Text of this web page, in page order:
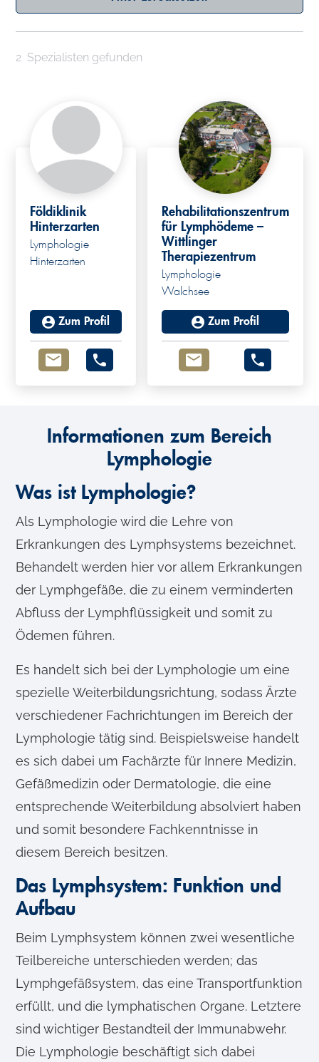
2 Spezialisten gefunden
Földiklinik
Hinterzarten
Lymphologie
Hinterzarten
Zum Profil
Rehabilitationszentrum
für Lymphödeme –
Wittlinger
Therapiezentrum
Lymphologie
Walchsee
Zum Profil
Informationen zum Bereich
Lymphologie
Was ist Lymphologie?
Als Lymphologie wird die Lehre von
Erkrankungen des Lymphsystems bezeichnet.
Behandelt werden hier vor allem Erkrankungen
der Lymphgefäße, die zu einem verminderten
Abfluss der Lymphflüssigkeit und somit zu
Ödemen führen.
Es handelt sich bei der Lymphologie um eine
spezielle Weiterbildungsrichtung, sodass Ärzte
verschiedener Fachrichtungen im Bereich der
Lymphologie tätig sind. Beispielsweise handelt
es sich dabei um Fachärzte für Innere Medizin,
Gefäßmedizin oder Dermatologie, die eine
entsprechende Weiterbildung absolviert haben
und somit besondere Fachkenntnisse in
diesem Bereich besitzen.
Das Lymphsystem: Funktion und
Aufbau
Beim Lymphsystem können zwei wesentliche
Teilbereiche unterschieden werden; das
Lymphgefäßsystem, das eine Transportfunktion
erfüllt, und die lymphatischen Organe. Letztere
sind wichtiger Bestandteil der Immunabwehr.
Die Lymphologie beschäftigt sich dabei